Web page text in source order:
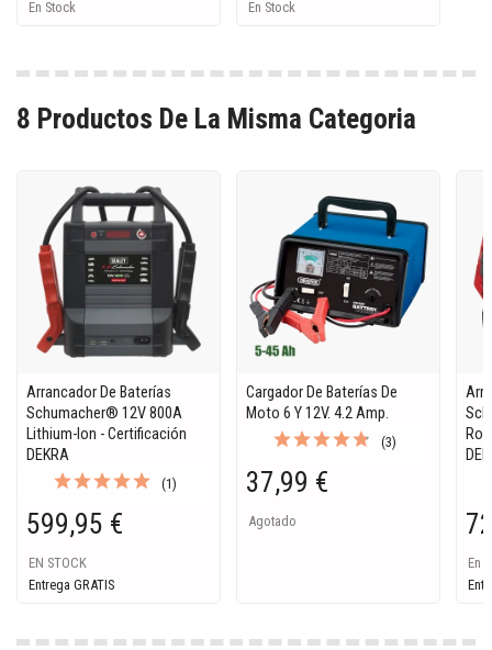
En Stock En Stock
8 Productos De La Misma Categoria
Arrancador De Baterías
Schumacher® 12V 800A
Lithium-Ion - Certificación
DEKRA
(1)
599,95 €
EN STOCK
Entrega GRATIS
Cargador De Baterías De
Moto 6 Y 12V. 4.2 Amp.
(3)
37,99 €
Agotado
En